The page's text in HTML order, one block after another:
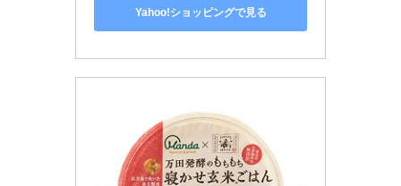
Yahoo!ショッピングで見る